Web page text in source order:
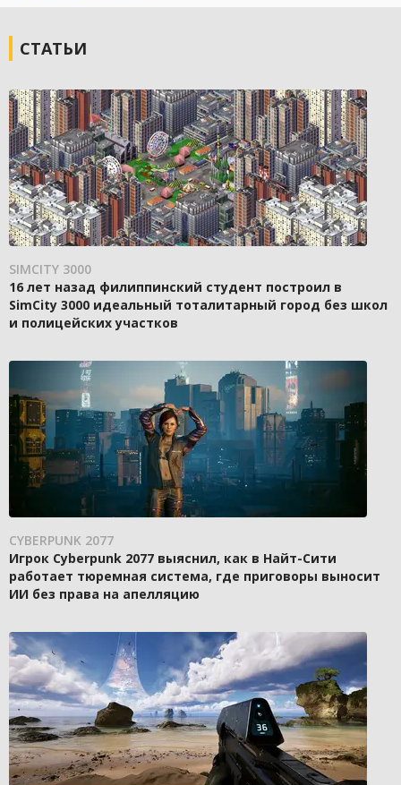
СТАТЬИ
SIMCITY 3000
16 лет назад филиппинский студент построил в
SimCity 3000 идеальный тоталитарный город без школ
и полицейских участков
CYBERPUNK 2077
Игрок Cyberpunk 2077 выяснил, как в Найт-Сити
работает тюремная система, где приговоры выносит
ИИ без права на апелляцию